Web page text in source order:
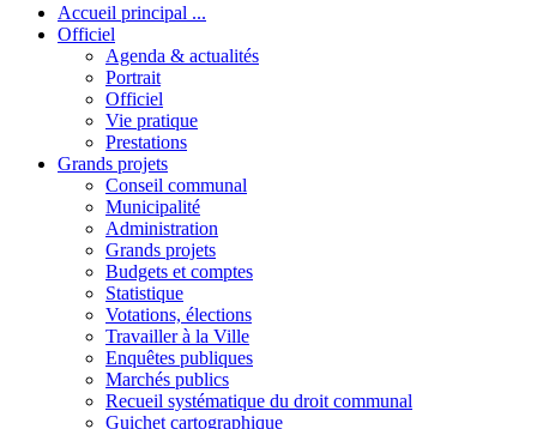
Accueil principal ...
Officiel
Agenda & actualités
Portrait
Officiel
Vie pratique
Prestations
Grands projets
Conseil communal
Municipalité
Administration
Grands projets
Budgets et comptes
Statistique
Votations, élections
Travailler à la Ville
Enquêtes publiques
Marchés publics
Recueil systématique du droit communal
Guichet cartographique